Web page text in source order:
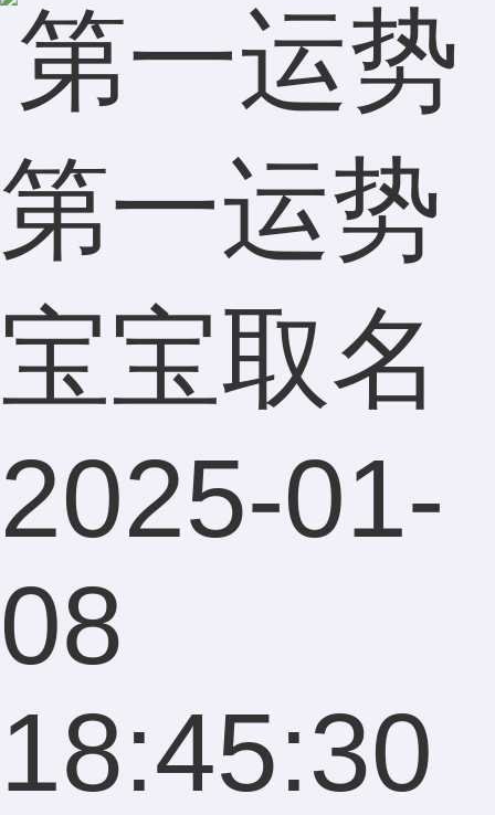
第一运势
宝宝取名
2025-01-
08
18:45:30